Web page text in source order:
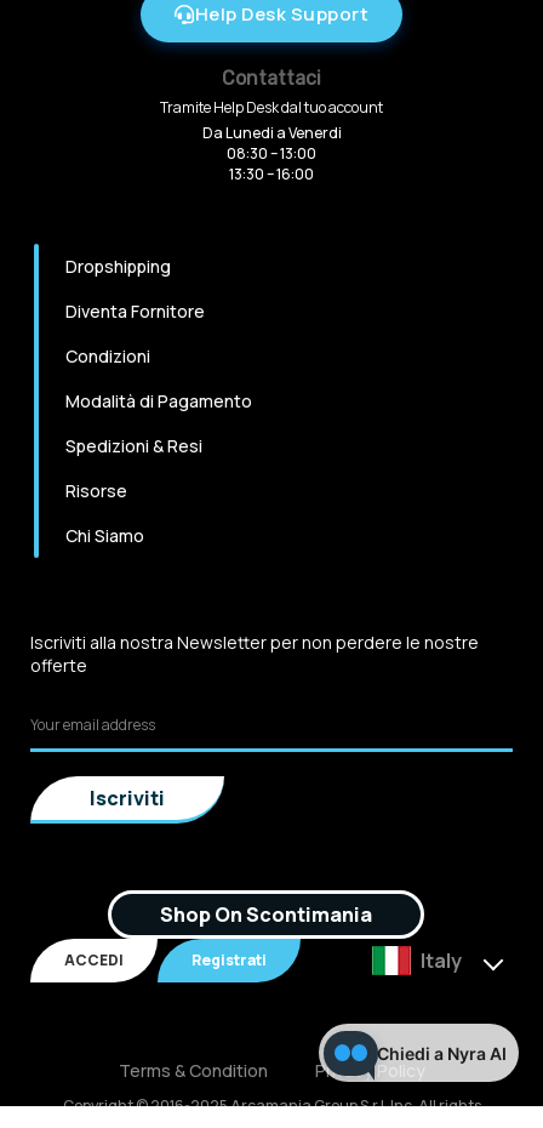
Chiedi a Nyra AI
Help Desk Support
Contattaci
Tramite Help Desk dal tuo account
Da Lunedi a Venerdi
08:30 – 13:00
13:30 – 16:00
Dropshipping
Diventa Fornitore
Condizioni
Modalità di Pagamento
Spedizioni & Resi
Risorse
Chi Siamo
Iscriviti alla nostra Newsletter per non perdere le nostre
offerte
Shop On Scontimania
ACCEDI Registrati Italy
Copyright © 2016-2025 Arcamania Group S.r.l, Inc. All rights
Terms & Condition Privacy Policy